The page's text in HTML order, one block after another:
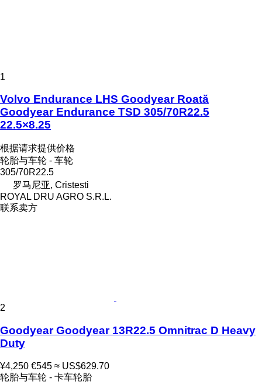
1
Volvo Endurance LHS Goodyear Roată
Goodyear Endurance TSD 305/70R22.5
22.5×8.25
根据请求提供价格
轮胎与车轮 - 车轮
305/70R22.5
罗马尼亚, Cristesti
ROYAL DRU AGRO S.R.L.
联系卖方
2
Goodyear Goodyear 13R22.5 Omnitrac D Heavy
Duty
¥4,250 €545 ≈ US$629.70
轮胎与车轮 - 卡车轮胎